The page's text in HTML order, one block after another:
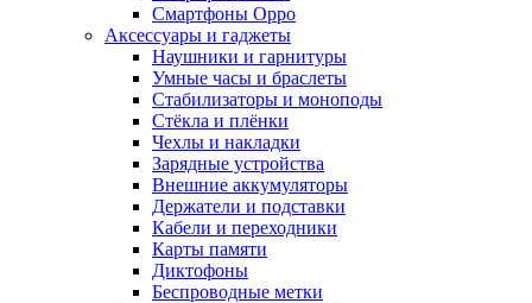
Смартфоны Oppo
Аксессуары и гаджеты
Наушники и гарнитуры
Умные часы и браслеты
Стабилизаторы и моноподы
Стёкла и плёнки
Чехлы и накладки
Зарядные устройства
Внешние аккумуляторы
Держатели и подставки
Кабели и переходники
Карты памяти
Диктофоны
Беспроводные метки